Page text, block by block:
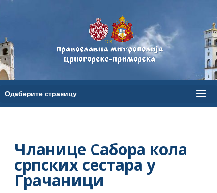
Чланице Сабора кола
српских сестара у
Грачаници